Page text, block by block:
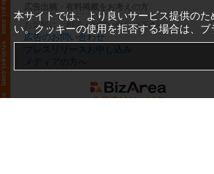
お気軽にご相談・お問い合わせ下さい
広告のお問い合わせ
プレスリリースお申し込み
メディアの方へ
本サイトでは、より良いサービス提供の
い。クッキーの使用を拒否する場合は、ブ